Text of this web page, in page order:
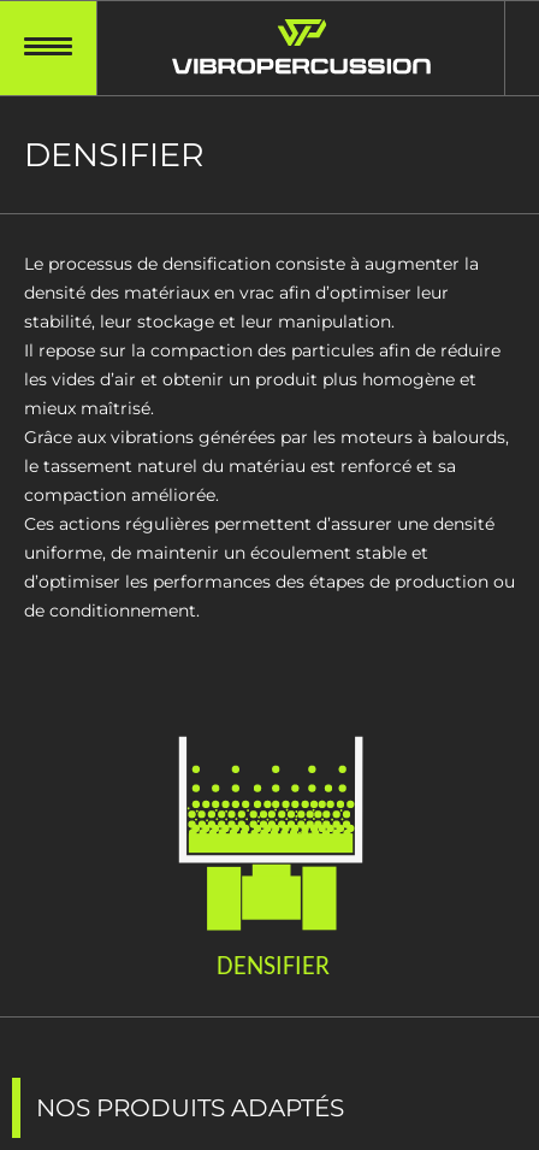
DENSIFIER
Le processus de densification consiste à augmenter la
densité des matériaux en vrac afin d’optimiser leur
stabilité, leur stockage et leur manipulation.
Il repose sur la compaction des particules afin de réduire
les vides d’air et obtenir un produit plus homogène et
mieux maîtrisé.
Grâce aux vibrations générées par les moteurs à balourds,
le tassement naturel du matériau est renforcé et sa
compaction améliorée.
Ces actions régulières permettent d’assurer une densité
uniforme, de maintenir un écoulement stable et
d’optimiser les performances des étapes de production ou
de conditionnement.
NOS PRODUITS ADAPTÉS